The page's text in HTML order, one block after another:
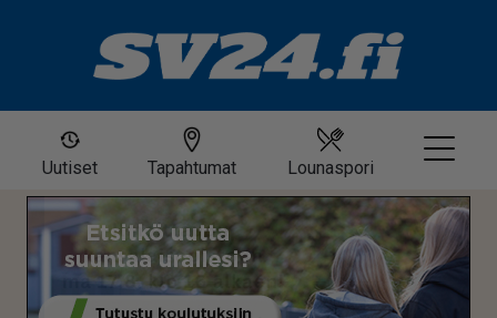
Uutiset Tapahtumat Lounaspori